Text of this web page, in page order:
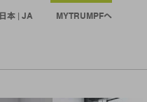
日本 | JA MYTRUMPFへ